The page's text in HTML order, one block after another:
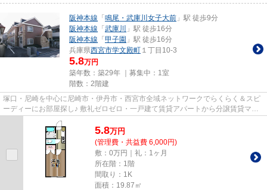
阪神本線 「 鳴尾・武庫川女子大前 」駅 徒歩9分
阪神本線 「 武庫川
」駅 徒歩16分
阪神本線 「 甲子園 」駅 徒歩16分
兵庫県西宮市学文殿町 １丁目10-3
5.8万円
築年数：築29年 ｜募集中： 1室
階数：2階建
塚口・尼崎を中心に尼崎市・伊丹市・西宮市全域ネットワークでらくらく＆スピ
ーディーにお部屋探し♪ 敷礼ゼロゼロ・一戸建て賃貸アパートから分譲賃貸マン
ション、保証人不要物件・マ...
5.8万円
(管理費・共益費 6,000円)
敷：0万円｜礼：1ヶ月
所在階：1階
間取り：1K
面積：19.87㎡